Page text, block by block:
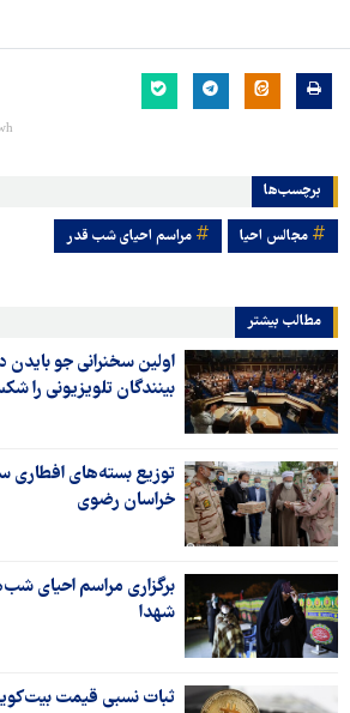
برچسب‌ها
مجالس احیا مراسم احیای شب قدر
مطالب بیشتر
اولین سخنرانی جو بایدن
بینندگان تلویزیونی را
توزیع بسته‌های افطاری
خراسان رضوی
برگزاری مراسم احیای
شهدا
ثبات نسبی قیمت